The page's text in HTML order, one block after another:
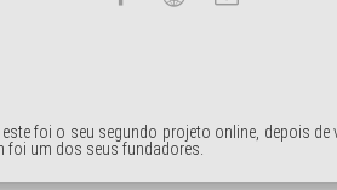
foi o seu segundo projeto online, depois
foi um dos seus fundadores.